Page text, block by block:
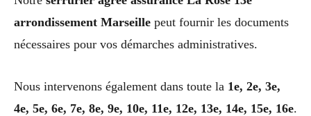
arrondissement Marseille peut fournir les documents
nécessaires pour vos démarches administratives.
Nous intervenons également dans toute la 1e, 2e, 3e,
4e, 5e, 6e, 7e, 8e, 9e, 10e, 11e, 12e, 13e, 14e, 15e, 16e.